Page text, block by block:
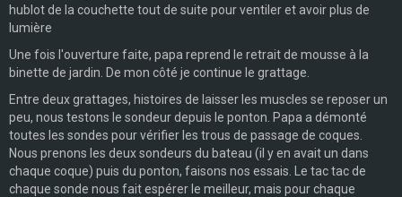
hublot de la couchette tout de suite pour ventiler et avoir plus de
lumière
Une fois l'ouverture faite, papa reprend le retrait de mousse à la
binette de jardin. De mon côté je continue le grattage.
Entre deux grattages, histoires de laisser les muscles se reposer un
peu, nous testons le sondeur depuis le ponton. Papa a démonté
toutes les sondes pour vérifier les trous de passage de coques.
Nous prenons les deux sondeurs du bateau (il y en avait un dans
chaque coque) puis du ponton, faisons nos essais. Le tac tac de
chaque sonde nous fait espérer le meilleur, mais pour chaque